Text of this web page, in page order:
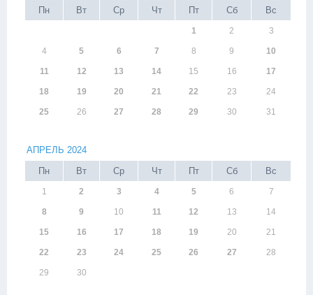
Пн
Вт Ср Чт Пт Сб Вс
1 2 3
4 5 6 7 8 9 10
11 12 13 14 15 16 17
18 19 20 21 22 23 24
25 26 27 28 29 30 31
АПРЕЛЬ 2024
Пн
Вт Ср Чт Пт Сб Вс
1 2 3 4 5 6 7
8 9 10 11 12 13 14
15 16 17 18 19 20 21
22 23 24 25 26 27 28
29 30